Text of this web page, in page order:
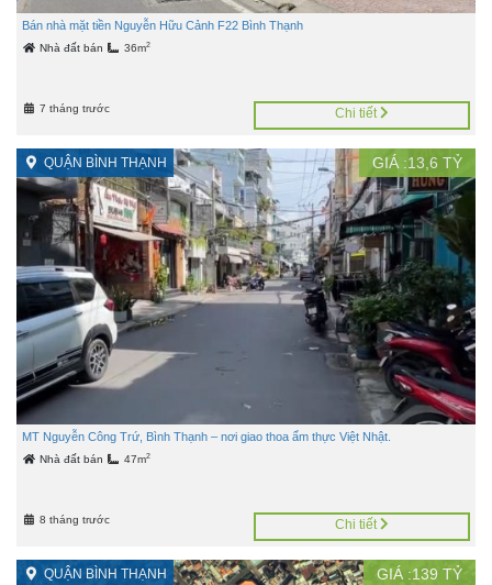
Bán nhà mặt tiền Nguyễn Hữu Cảnh F22 Bình Thạnh
Nhà đất bán 36m2
7 tháng trước Chi tiết
QUẬN BÌNH THẠNH GIÁ :13,6 TỶ
MT Nguyễn Công Trứ, Bình Thạnh – nơi giao thoa ẩm thực Việt Nhật.
Nhà đất bán 47m2
8 tháng trước Chi tiết
QUẬN BÌNH THẠNH GIÁ :139 TỶ